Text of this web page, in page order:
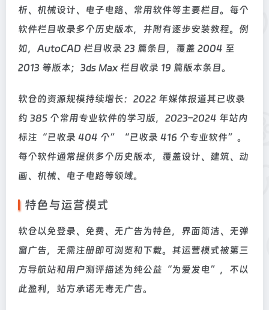
析、机械设计、电子电路、常用软件等主要栏目。每个
软件栏目收录多个历史版本，并附有逐步安装教程。例
如，AutoCAD 栏目收录 23 篇条目，覆盖 2004 至
2013 等版本；3ds Max 栏目收录 19 篇版本条目。
软仓的资源规模持续增长：2022 年媒体报道其已收录
约 385 个常用专业软件的学习版，2023–2024 年站内
标注“已收录 404 个”“已收录 416 个专业软件”。
每个软件通常提供多个历史版本，覆盖设计、建筑、动
画、机械、电子电路等领域。
特色与运营模式
软仓以免登录、免费、无广告为特色，界面简洁、无弹
窗广告，无需注册即可浏览和下载。其运营模式被第三
方导航站和用户测评描述为纯公益“为爱发电”，不以
此盈利，站方承诺无毒无广告。